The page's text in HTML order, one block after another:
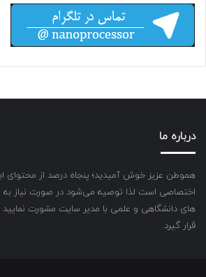
درباره ما
هموطن عزیز خوش آمیدید؛ پنجاه درصد از محتوای
اختصاصی است لذا توصیه می‌شود در صورت نیاز به
های دانشگاهی و علمی با مدیر سایت مشورت نمایید
قرار گیرد.